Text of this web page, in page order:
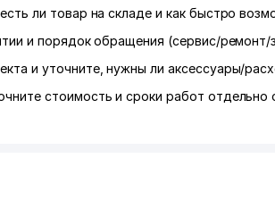
ли товар на складе и как быстро
и порядок обращения (сервис/ремонт/
и уточните, нужны ли аксессуары/
стоимость и сроки работ отдельно